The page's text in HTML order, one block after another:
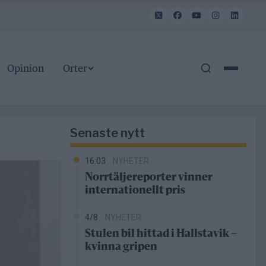
Opinion Orter
Senaste nytt
16:03 NYHETER
Norrtäljereporter vinner
internationellt pris
4/8 NYHETER
Stulen bil hittad i Hallstavik –
kvinna gripen